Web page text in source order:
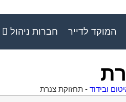
המוקד לדייר חברות ניהול
ובידוד - תחזוקת צנרת